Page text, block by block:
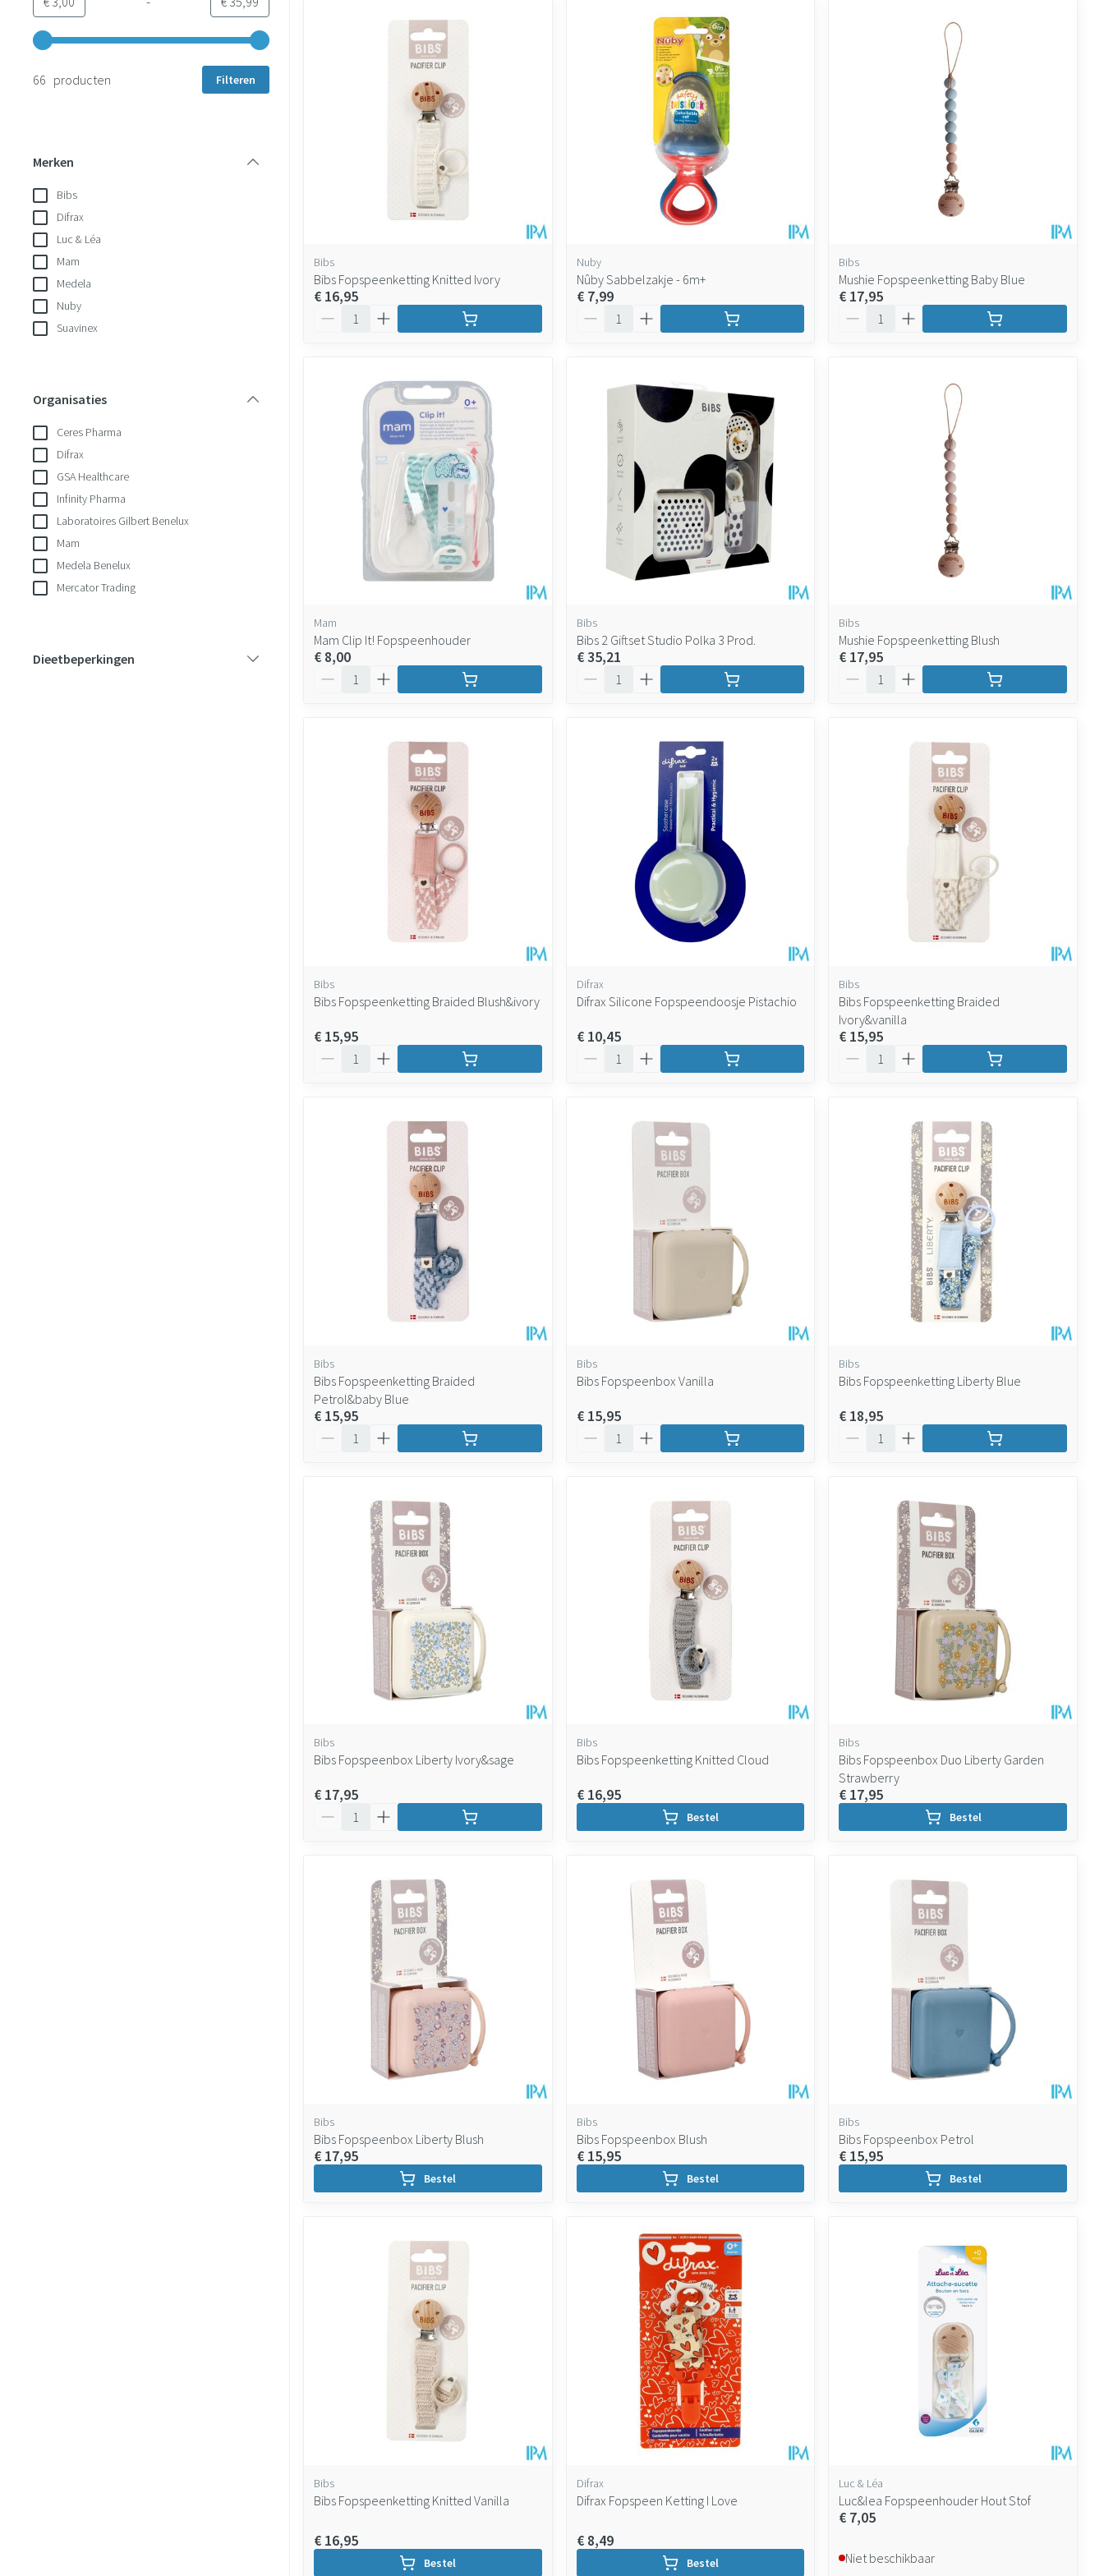
Gebruik de pijltjestoetsen links en rechts om de minimale en maximale prijswaarden aan te passen.
66 producten Filteren
Merken
Bibs
Difrax
Luc & Léa
Mam
Medela
Nuby
Suavinex
Organisaties
Ceres Pharma
Difrax
GSA Healthcare
Infinity Pharma
Laboratoires Gilbert Benelux
Mam
Medela Benelux
Mercator Trading
Dieetbeperkingen
Bibs
Bibs Fopspeenketting Knitted Ivory
€ 16,95
Nuby
Nûby Sabbelzakje - 6m+
€ 7,99
Bibs
Mushie Fopspeenketting Baby Blue
€ 17,95
Mam
Mam Clip It! Fopspeenhouder
€ 8,00
Bibs
Bibs 2 Giftset Studio Polka 3 Prod.
€ 35,21
Bibs
Mushie Fopspeenketting Blush
€ 17,95
Bibs
Bibs Fopspeenketting Braided Blush&ivory
€ 15,95
Difrax
Difrax Silicone Fopspeendoosje Pistachio
€ 10,45
Bibs
Bibs Fopspeenketting Braided
Ivory&vanilla
€ 15,95
Bibs
Bibs Fopspeenketting Braided
Petrol&baby Blue
€ 15,95
Bibs
Bibs Fopspeenbox Vanilla
€ 15,95
Bibs
Bibs Fopspeenketting Liberty Blue
€ 18,95
Bibs
Bibs Fopspeenbox Liberty Ivory&sage
€ 17,95
Bibs
Bibs Fopspeenketting Knitted Cloud
€ 16,95
Bestel
Bibs
Bibs Fopspeenbox Duo Liberty Garden
Strawberry
€ 17,95
Bestel
Bibs
Bibs Fopspeenbox Liberty Blush
€ 17,95
Bestel
Bibs
Bibs Fopspeenbox Blush
€ 15,95
Bestel
Bibs
Bibs Fopspeenbox Petrol
€ 15,95
Bestel
Bibs
Bibs Fopspeenketting Knitted Vanilla
€ 16,95
Bestel
Difrax
Difrax Fopspeen Ketting I Love
€ 8,49
Bestel
Luc & Léa
Luc&lea Fopspeenhouder Hout Stof
€ 7,05
Niet beschikbaar